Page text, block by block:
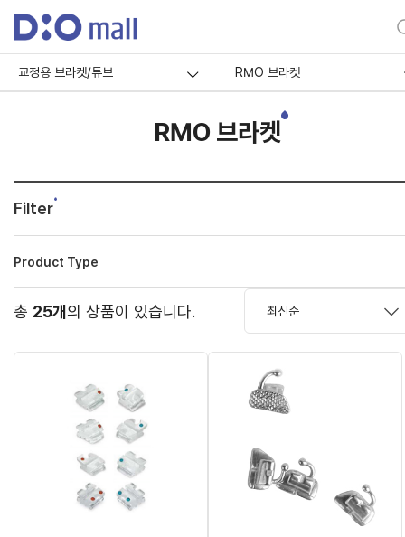
교정용 브라켓/튜브 RMO 브라켓
RMO 브라켓
Filter
Product Type
총 25개의 상품이 있습니다.